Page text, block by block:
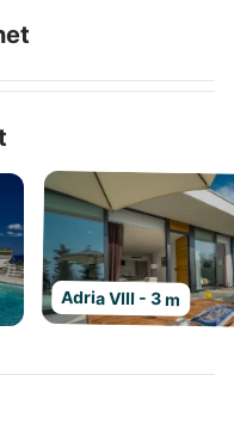
Adria VIII - 3 m